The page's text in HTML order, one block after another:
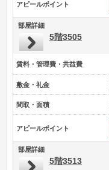
アピールポイント
部屋詳細
5階3505
賃料・管理費・共益費
敷金・礼金
間取・面積
アピールポイント
部屋詳細
5階3513